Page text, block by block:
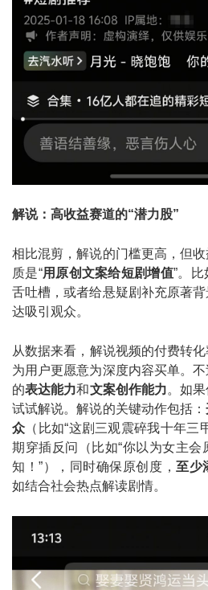
解说：高收益赛道的“潜力股”
相比混剪，解说的门槛更高，但
质是“用原创文案给短剧增值”。
舌吐槽，或者给悬疑剧补充原著
达吸引观众。
从数据来看，解说视频的付费转
为用户更愿意为深度内容买单。
的表达能力和文案创作能力。如
试试解说。解说的关键动作包括：
众 （比如“这剧三观震碎我十年三
期穿插反问（比如“你以为女主会
知！”），同时确保原创度，至少
如结合社会热点解读剧情。